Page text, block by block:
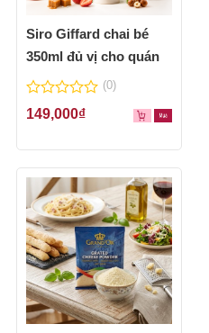
Siro Giffard chai bé
350ml đủ vị cho quán
0
out
5
(0)
149,000₫